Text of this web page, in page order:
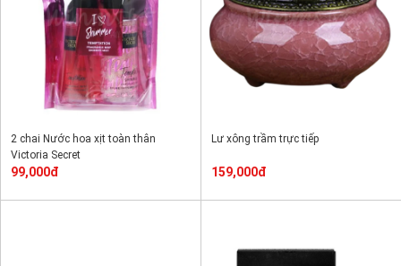
2 chai Nước hoa xịt toàn thân
Victoria Secret
99,000đ
Lư xông trầm trực tiếp
159,000đ